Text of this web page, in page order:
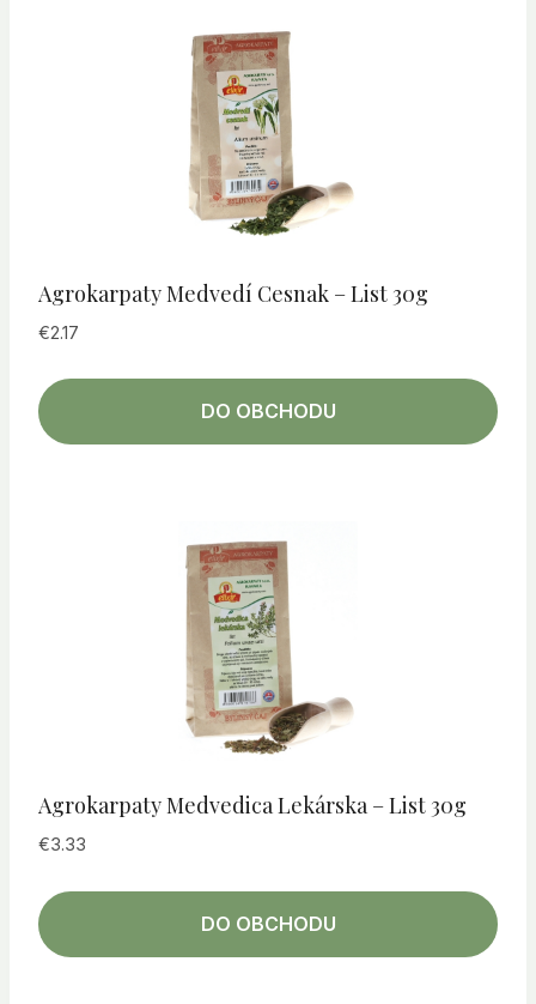
Agrokarpaty Medvedí Cesnak – List 30g
€2.17
DO OBCHODU
Agrokarpaty Medvedica Lekárska – List 30g
€3.33
DO OBCHODU